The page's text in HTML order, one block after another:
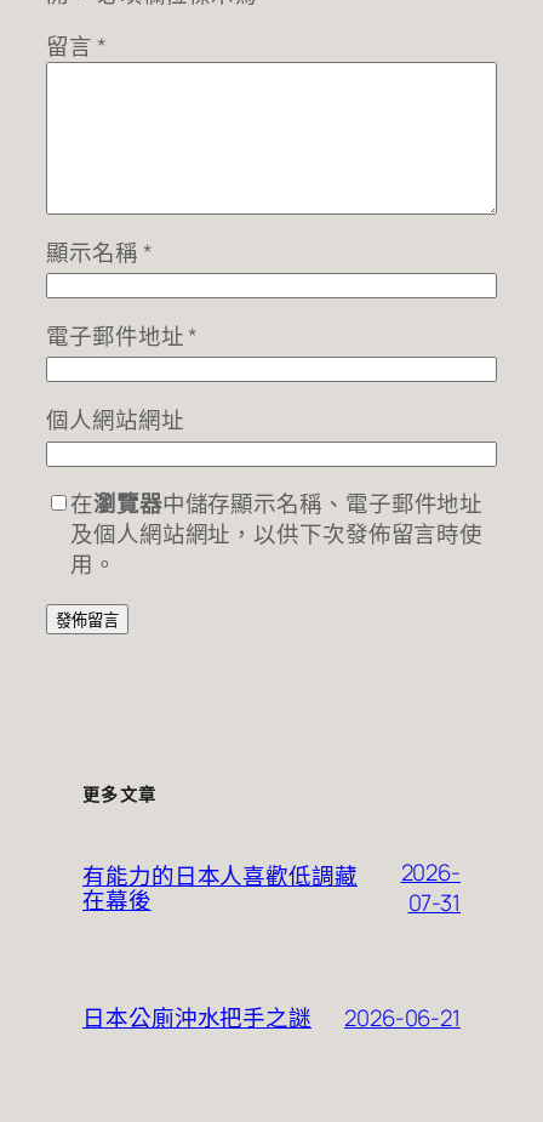
留言 *
顯示名稱 *
電子郵件地址*
個人網站網址
在瀏覽器中儲存顯示名稱、電子郵件地址
及個人網站網址，以供下次發佈留言時使
用。
更多文章
有能力的日本人喜歡低調藏
在幕後
2026-
07-31
日本公廁沖水把手之謎 2026-06-21